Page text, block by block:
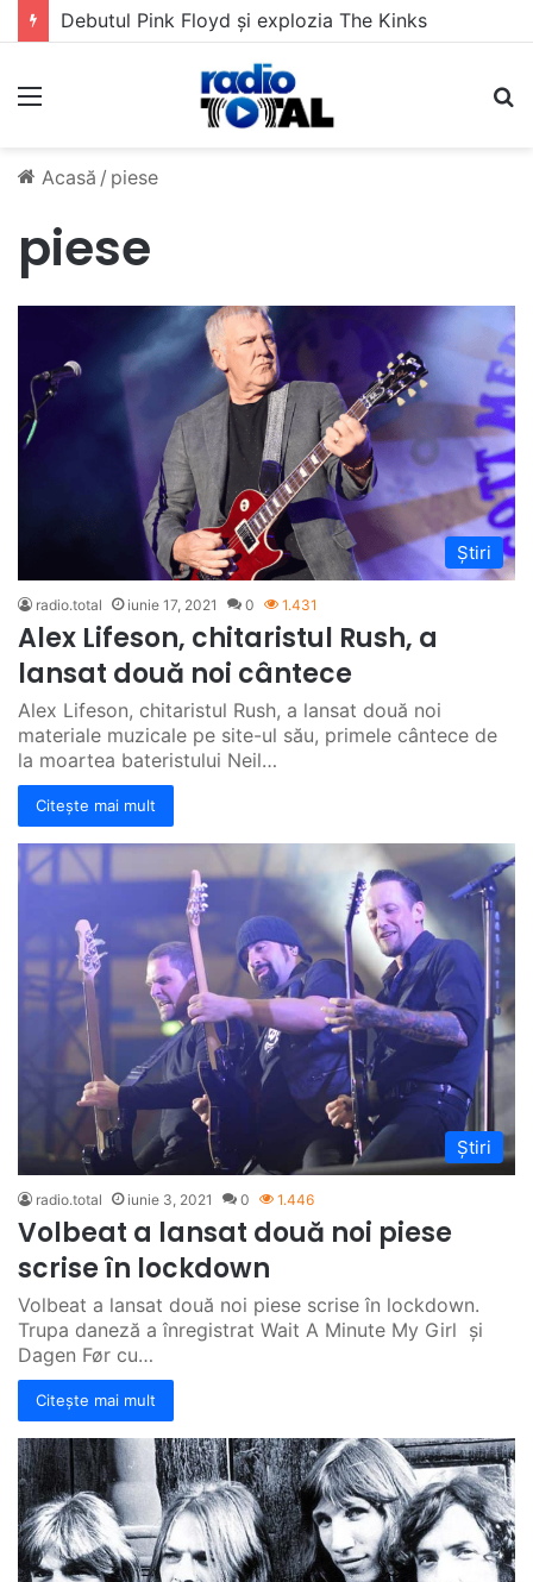
Debutul Pink Floyd și explozia The Kinks
Meniu
Acasă / piese
piese
Știri
radio.total iunie 17, 2021 0 1.431
Alex Lifeson, chitaristul Rush, a
lansat două noi cântece
Alex Lifeson, chitaristul Rush, a lansat două noi
materiale muzicale pe site-ul său, primele cântece de
la moartea bateristului Neil…
Citește mai mult
Știri
radio.total iunie 3, 2021 0 1.446
Volbeat a lansat două noi piese
scrise în lockdown
Volbeat a lansat două noi piese scrise în lockdown.
Trupa daneză a înregistrat Wait A Minute My Girl și
Dagen Før cu…
Citește mai mult